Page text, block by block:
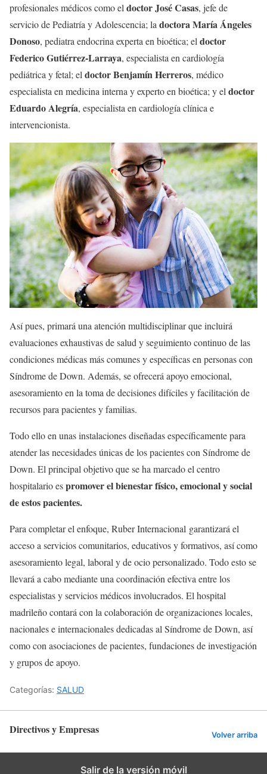
profesionales médicos como eldoctor José Casas, jefe de
servicio de Pediatría y Adolescencia; ladoctora María Ángeles
Donoso, pediatra endocrina experta en bioética; eldoctor
Federico Gutiérrez-Larraya, especialista en cardiología
pediátrica y fetal; eldoctor Benjamín Herreros, médico
especialista en medicina interna y experto en bioética; y eldoctor
Eduardo Alegría, especialista en cardiología clínica e
intervencionista.
Así pues, primará una atención multidisciplinar que incluirá
evaluaciones exhaustivas de salud y seguimiento continuo de las
condiciones médicas más comunes y específicas en personas con
Síndrome de Down. Además, se ofrecerá apoyo emocional,
asesoramiento en la toma de decisiones difíciles y facilitación de
recursos para pacientes y familias.
Todo ello en unas instalaciones diseñadas específicamente para
atender las necesidades únicas de los pacientes con Síndrome de
Down. El principal objetivo que se ha marcado el centro
hospitalario espromover el bienestar físico, emocional y social
de estos pacientes.
Para completar el enfoque, Ruber Internacional garantizará el
acceso a servicios comunitarios, educativos y formativos, así como
asesoramiento legal, laboral y de ocio personalizado. Todo esto se
llevará a cabo mediante una coordinación efectiva entre los
especialistas y servicios médicos involucrados. El hospital
madrileño contará con la colaboración de organizaciones locales,
nacionales e internacionales dedicadas al Síndrome de Down, así
como con asociaciones de pacientes, fundaciones de investigación
y grupos de apoyo.
Categorías: SALUD
Directivos y Empresas Volver arriba
Salir de la versión móvil